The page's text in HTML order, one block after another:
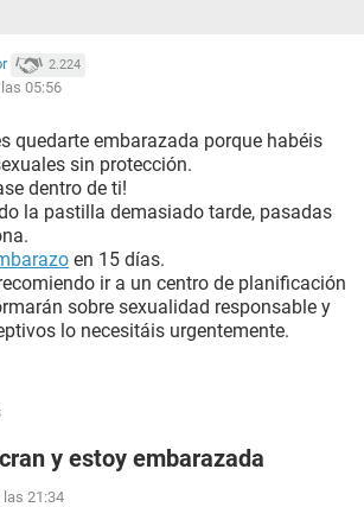
2.224
05:56
quedarte embarazada porque habéis
sin protección.
dentro de ti!
la pastilla demasiado tarde, pasadas
en 15 días.
ir a un centro de planificación
sobre sexualidad responsable y
lo necesitáis urgentemente.
y estoy embarazada
las 21:34